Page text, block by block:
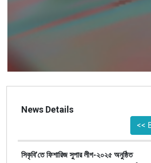
News Details
<<
সিকৃবি’তে ফিশারিজ সুপার লীগ-২০২৫ অনুষ্ঠিত